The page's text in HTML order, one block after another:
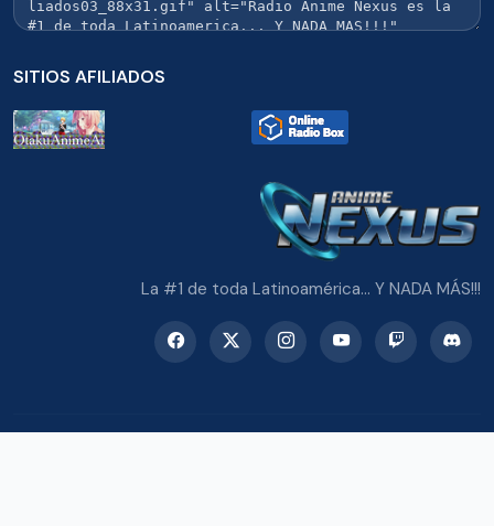
SITIOS AFILIADOS
La #1 de toda Latinoamérica... Y NADA MÁS!!!